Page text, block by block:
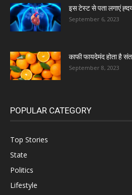
इस टेस्ट से पता लगाएं ह्दय
September 6, 2023
काफी फायदेमंद होता है
September 8, 2023
POPULAR CATEGORY
Top Stories
State
Politics
Lifestyle